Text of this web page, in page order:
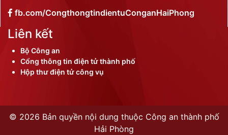
fb.com/CongthongtindientuConganHaiPhong
Liên kết
Bộ Công an
Cổng thông tin điện tử thành phố
Hộp thư điện tử công vụ
© 2026 Bản quyền nội dung thuộc Công an thành phố
Hải Phòng